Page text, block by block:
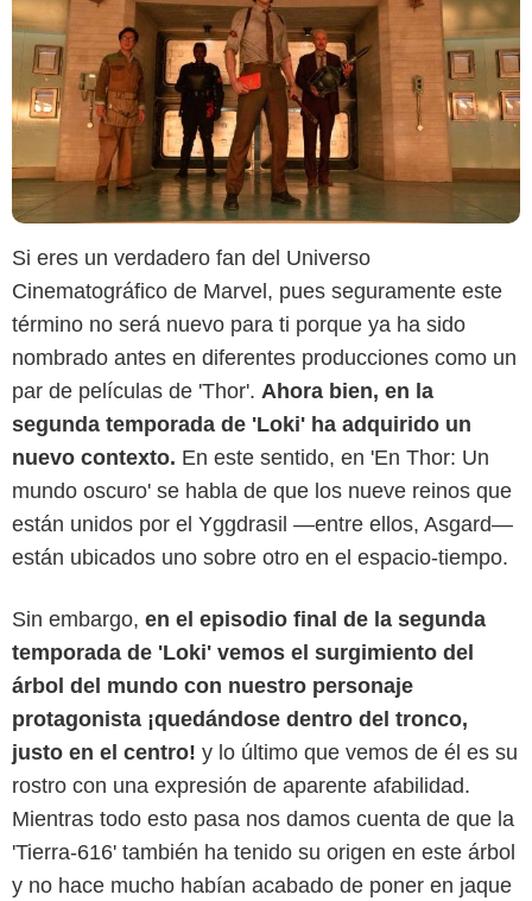
Si eres un verdadero fan del Universo
Cinematográfico de Marvel, pues seguramente este
término no será nuevo para ti porque ya ha sido
nombrado antes en diferentes producciones como un
par de películas de 'Thor'. Ahora bien, en la
segunda temporada de 'Loki' ha adquirido un
nuevo contexto. En este sentido, en 'En Thor: Un
mundo oscuro' se habla de que los nueve reinos que
están unidos por el Yggdrasil —entre ellos, Asgard—
están ubicados uno sobre otro en el espacio-tiempo.
Sin embargo, en el episodio final de la segunda
temporada de 'Loki' vemos el surgimiento del
árbol del mundo con nuestro personaje
protagonista ¡quedándose dentro del tronco,
justo en el centro! y lo último que vemos de él es su
rostro con una expresión de aparente afabilidad.
Mientras todo esto pasa nos damos cuenta de que la
'Tierra-616' también ha tenido su origen en este árbol
y no hace mucho habían acabado de poner en jaque